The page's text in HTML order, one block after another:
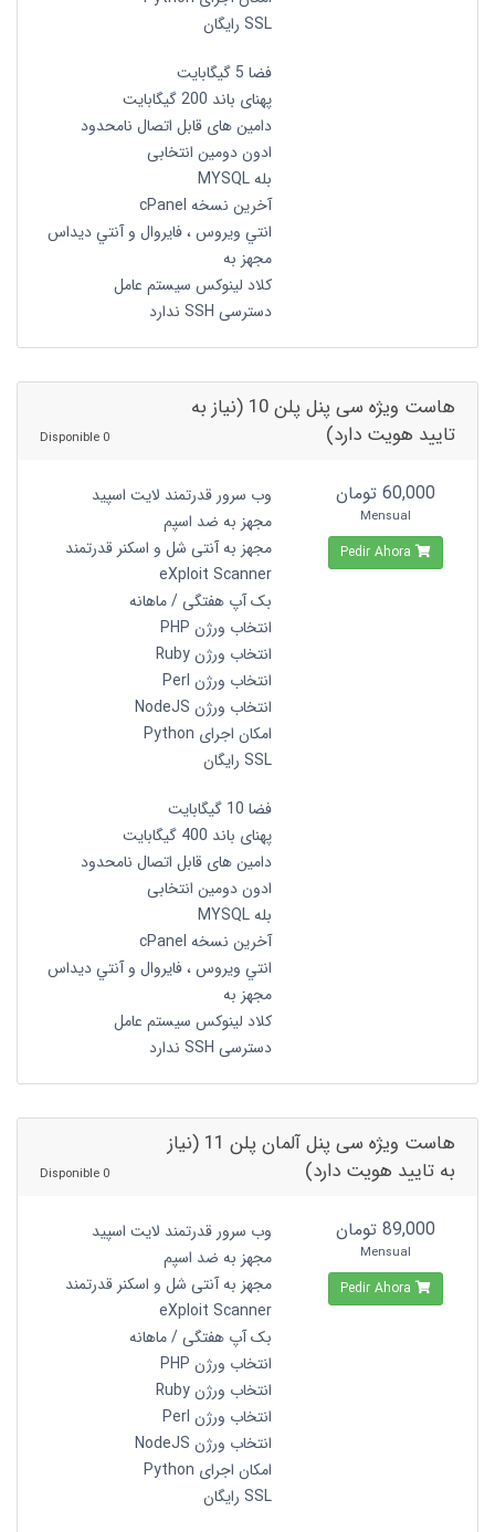
SSL رایگان
فضا 5 گیگابایت
پهنای باند 200 گیگابایت
دامین های قابل اتصال نامحدود
ادون دومین انتخابی
بله MYSQL
آخرین نسخه cPanel
انتي ويروس ، فايروال و آنتي ديداس
مجهز به
کلاد لینوکس سیستم عامل
دسترسی SSH ندارد
هاست ویژه سی پنل پلن 10 (نیاز به
تایید هویت دارد)
0 Disponible
وب سرور قدرتمند لایت اسپید
مجهز به ضد اسپم
مجهز به آنتی شل و اسکنر قدرتمند
eXploit Scanner
بک آپ هفتگی / ماهانه
انتخاب ورژن PHP
انتخاب ورژن Ruby
انتخاب ورژن Perl
انتخاب ورژن NodeJS
امکان اجرای Python
SSL رایگان
فضا 10 گیگابایت
پهنای باند 400 گیگابایت
دامین های قابل اتصال نامحدود
ادون دومین انتخابی
بله MYSQL
آخرین نسخه cPanel
انتي ويروس ، فايروال و آنتي ديداس
مجهز به
کلاد لینوکس سیستم عامل
دسترسی SSH ندارد
60,000 تومان
Mensual
هاست ویژه سی پنل آلمان پلن 11 (نیاز
به تایید هویت دارد)
0 Disponible
وب سرور قدرتمند لایت اسپید
مجهز به ضد اسپم
مجهز به آنتی شل و اسکنر قدرتمند
eXploit Scanner
بک آپ هفتگی / ماهانه
انتخاب ورژن PHP
انتخاب ورژن Ruby
انتخاب ورژن Perl
انتخاب ورژن NodeJS
امکان اجرای Python
SSL رایگان
89,000 تومان
Mensual